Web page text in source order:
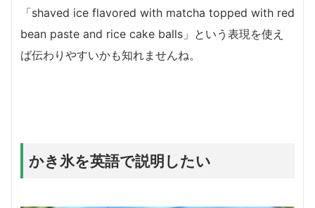
「shaved ice flavored with matcha topped with red
bean paste and rice cake balls」という表現を使え
ば伝わりやすいかも知れませんね。
かき氷を英語で説明したい